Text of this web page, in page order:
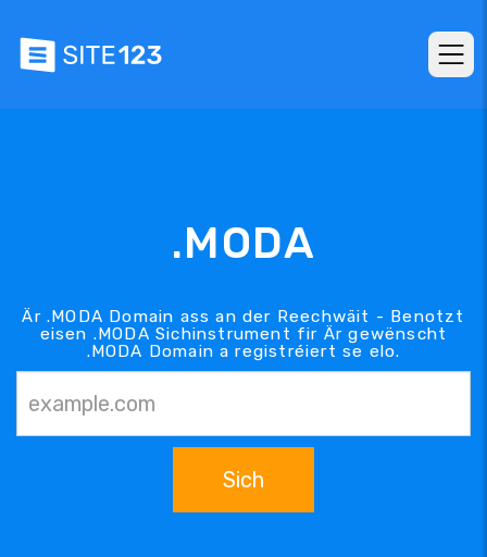
.MODA
Är .MODA Domain ass an der Reechwäit - Benotzt
eisen .MODA Sichinstrument fir Är gewënscht
.MODA Domain a registréiert se elo.
Sich